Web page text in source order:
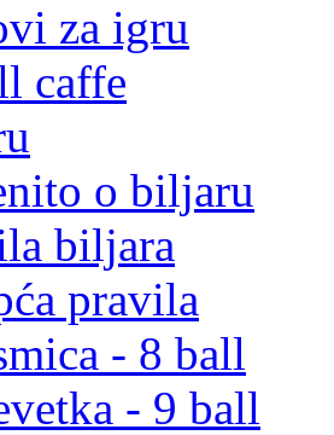
za igru
caffe
o biljaru
biljara
pravila
- 8 ball
- 9 ball